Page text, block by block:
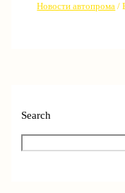
Search
Новости автопрома /